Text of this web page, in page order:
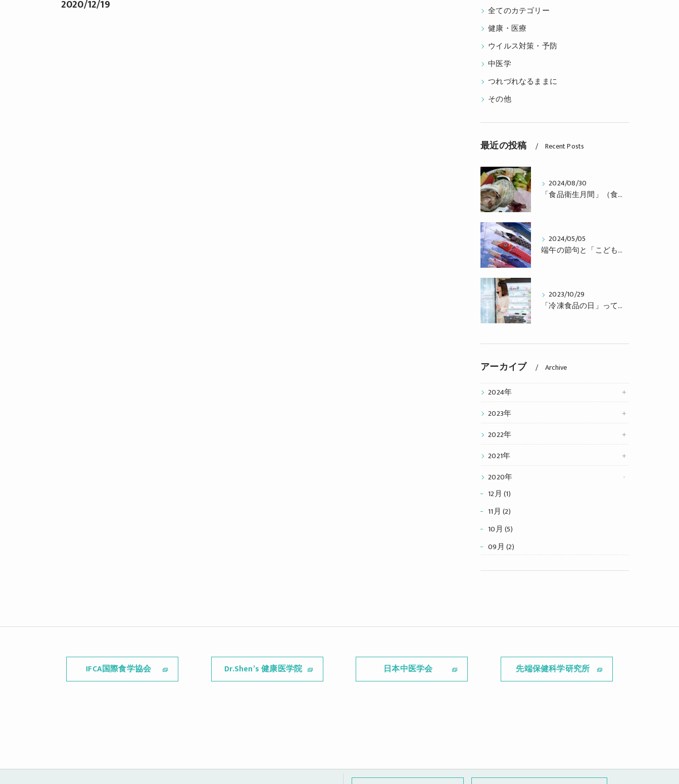
2020/12/19
全てのカテゴリー
健康・医療
ウイルス対策・予防
中医学
つれづれなるままに
その他
最近の投稿 Recent Posts
2024/08/30
「食品衛生月間」（食中毒予防月間）です
2024/05/05
端午の節句と「こどもの日」
2023/10/29
「冷凍食品の日」って知っていますか？
アーカイブ Archive
2024年
2023年
2022年
2021年
2020年
12月 (1)
11月 (2)
10月 (5)
09月 (2)
IFCA国際食学協会 Dr.Shen’s 健康医学院 日本中医学会 先端保健科学研究所